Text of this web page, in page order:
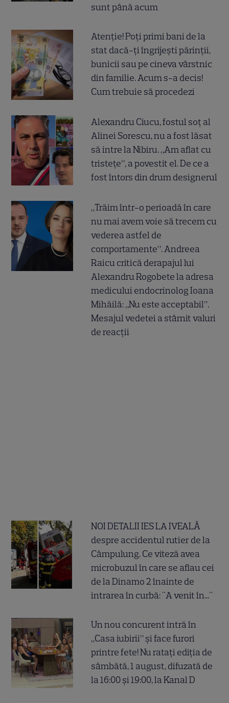
sunt până acum
Atenție! Poți primi bani de la
stat dacă-ți îngrijești părinții,
bunicii sau pe cineva vârstnic
din familie. Acum s-a decis!
Cum trebuie să procedezi
Alexandru Ciucu, fostul soț al
Alinei Sorescu, nu a fost lăsat
să intre la Nibiru. „Am aflat cu
tristețe”, a povestit el. De ce a
fost întors din drum designerul
„Trăim într-o perioadă în care
nu mai avem voie să trecem cu
vederea astfel de
comportamente”. Andreea
Raicu critică derapajul lui
Alexandru Rogobete la adresa
medicului endocrinolog Ioana
Mihăilă: „Nu este acceptabil”.
Mesajul vedetei a stârnit valuri
de reacții
NOI DETALII IES LA IVEALĂ
despre accidentul rutier de la
Câmpulung. Ce viteză avea
microbuzul în care se aflau cei
de la Dinamo 2 înainte de
intrarea în curbă: "A venit în..."
Un nou concurent intră în
„Casa iubirii” și face furori
printre fete! Nu ratați ediția de
sâmbătă, 1 august, difuzată de
la 16:00 și 19:00, la Kanal D